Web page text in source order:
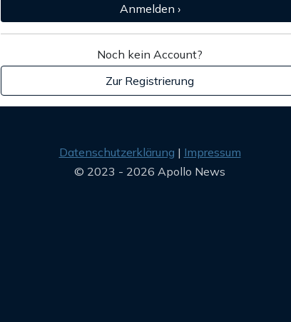
Anmelden ›
Noch kein Account?
Zur Registrierung
Datenschutzerklärung
Impressum
© 2023 - 2026 Apollo News